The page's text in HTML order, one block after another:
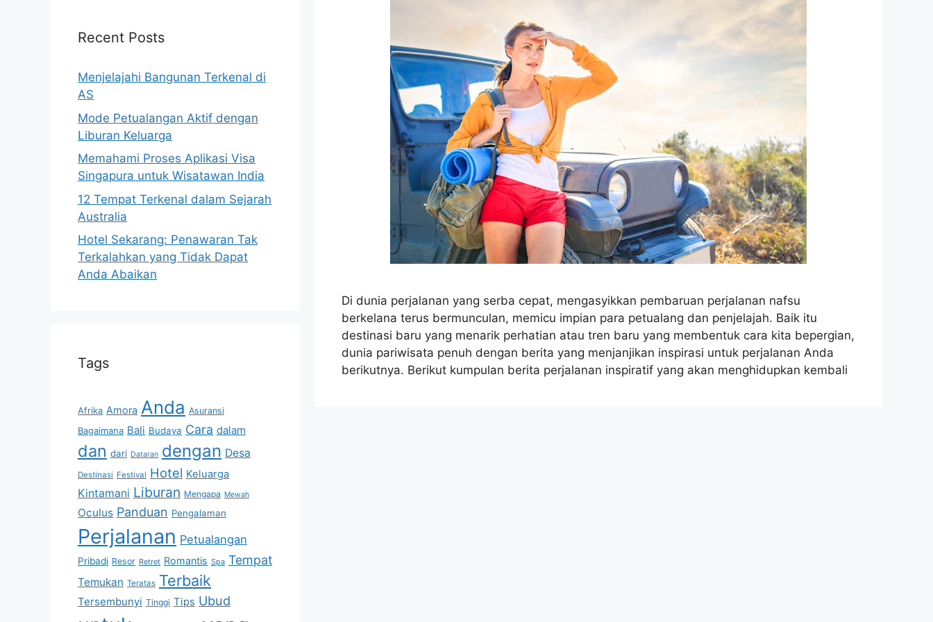
Di dunia perjalanan yang serba cepat, mengasyikkan pembaruan perjalanan nafsu
berkelana terus bermunculan, memicu impian para petualang dan penjelajah. Baik itu
destinasi baru yang menarik perhatian atau tren baru yang membentuk cara kita bepergian,
dunia pariwisata penuh dengan berita yang menjanjikan inspirasi untuk perjalanan Anda
berikutnya. Berikut kumpulan berita perjalanan inspiratif yang akan menghidupkan kembali
Recent Posts
Menjelajahi Bangunan Terkenal di
AS
Mode Petualangan Aktif dengan
Liburan Keluarga
Memahami Proses Aplikasi Visa
Singapura untuk Wisatawan India
12 Tempat Terkenal dalam Sejarah
Australia
Hotel Sekarang: Penawaran Tak
Terkalahkan yang Tidak Dapat
Anda Abaikan
Tags
Afrika Amora Anda Asuransi
Bagaimana Bali Budaya Cara dalam
dan dari Dataran dengan Desa
Destinasi Festival Hotel Keluarga
Kintamani Liburan Mengapa Mewah
Oculus Panduan Pengalaman
Perjalanan Petualangan
Pribadi Resor Retret Romantis Spa Tempat
Temukan Teratas Terbaik
Tersembunyi Tinggi Tips Ubud